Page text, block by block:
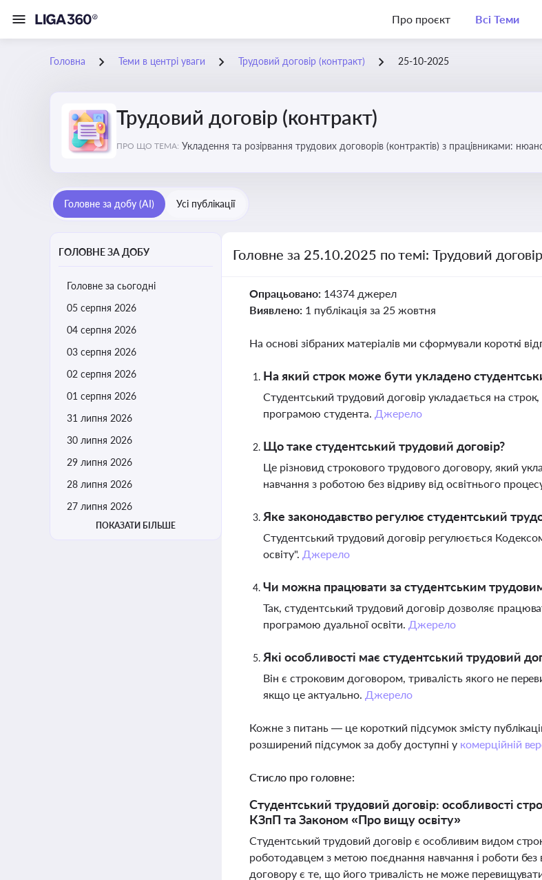
Про проєкт Всі Теми
Головна Теми в центрі уваги Трудовий договір (контракт) 25-10-2025
Трудовий договір (контракт)
ПРО ЩО ТЕМА: Укладення та розірвання трудових договорів (контрактів) з працівниками:
Головне за добу (AI) Усі публікації
ГОЛОВНЕ ЗА ДОБУ
Головне за сьогодні
05 серпня 2026
04 серпня 2026
03 серпня 2026
02 серпня 2026
01 серпня 2026
31 липня 2026
30 липня 2026
29 липня 2026
28 липня 2026
27 липня 2026
ПОКАЗАТИ БІЛЬШЕ
Головне за 25.10.2025 по темі: Трудовий
Опрацьовано: 14374 джерел
Виявлено: 1 публікація за 25 жовтня
На основі зібраних матеріалів ми сформували короткі
На який строк може бути укладено
Студентський трудовий договір укладається на
програмою студента. Джерело
Що таке студентський трудовий договір?
Це різновид строкового трудового договору, який
навчання з роботою без відриву від освітнього
Яке законодавство регулює студентський
Студентський трудовий договір регулюється
освіту". Джерело
Чи можна працювати за студентським
Так, студентський трудовий договір дозволяє
програмою дуальної освіти. Джерело
Які особливості має студентський трудовий
Він є строковим договором, тривалість якого не
якщо це актуально. Джерело
Кожне з питань — це короткий підсумок змісту
розширений підсумок за добу доступні у комерційній
Стисло про головне:
Студентський трудовий договір: особливості
КЗпП та Законом «Про вищу освіту»
Студентський трудовий договір є особливим видом
роботодавцем з метою поєднання навчання і роботи
договору є те, що його тривалість не може